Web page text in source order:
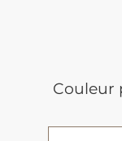
Couleur